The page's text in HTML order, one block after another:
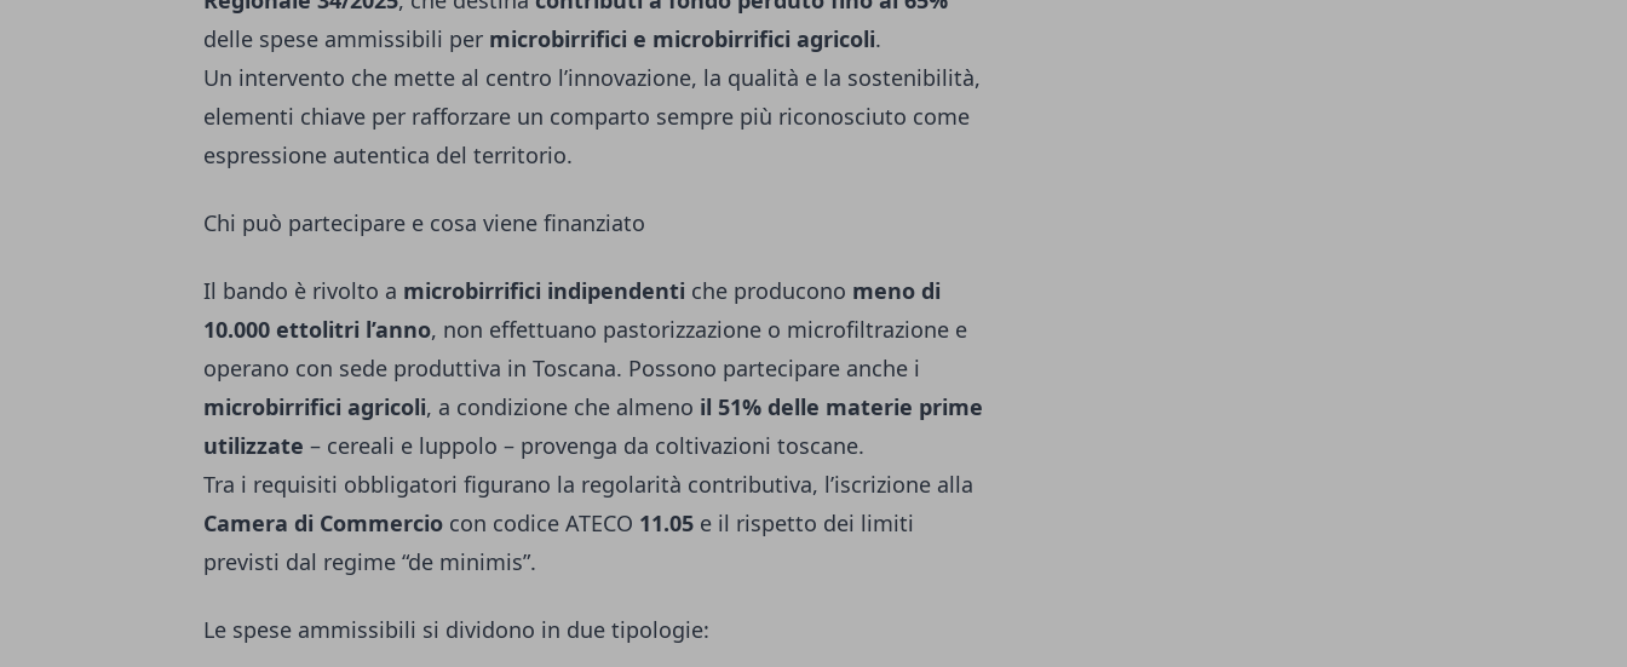
delle spese ammissibili per microbirrifici e microbirrifici agricoli.
Un intervento che mette al centro l’innovazione, la qualità e la sostenibilità,
elementi chiave per rafforzare un comparto sempre più riconosciuto come
espressione autentica del territorio.
Chi può partecipare e cosa viene finanziato
Il bando è rivolto a microbirrifici indipendenti che producono meno di
10.000 ettolitri l’anno, non effettuano pastorizzazione o microfiltrazione e
operano con sede produttiva in Toscana. Possono partecipare anche i
microbirrifici agricoli, a condizione che almeno il 51% delle materie prime
utilizzate – cereali e luppolo – provenga da coltivazioni toscane.
Tra i requisiti obbligatori figurano la regolarità contributiva, l’iscrizione alla
Camera di Commercio con codice ATECO 11.05 e il rispetto dei limiti
previsti dal regime “de minimis”.
Le spese ammissibili si dividono in due tipologie: